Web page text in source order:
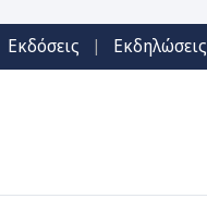
Εκδόσεις | Εκδηλώσεις